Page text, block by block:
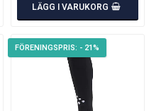
LÄGG I VARUKORG
- 21%